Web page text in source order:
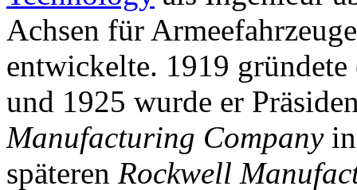
Achsen für
entwickelte. 1919
und 1925 wurde er
Manufacturing Company
späteren Rockwell